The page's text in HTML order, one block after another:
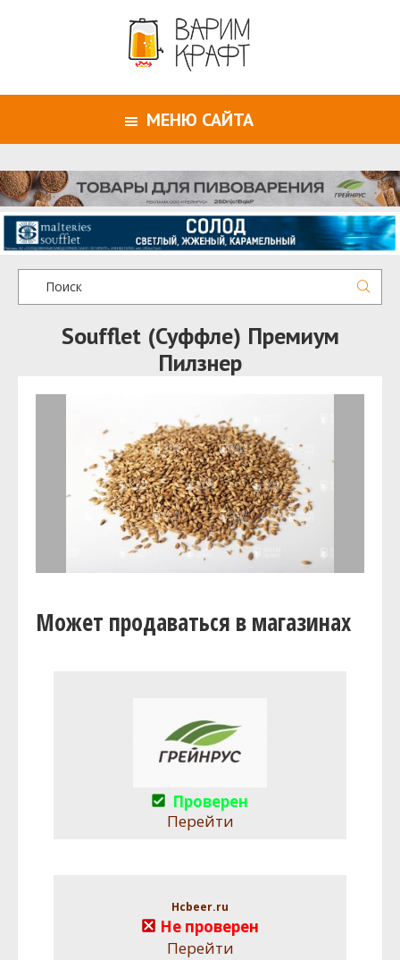
МЕНЮ САЙТА
Soufflet (Суффле) Премиум
Пилзнер
Может продаваться в магазинах
Проверен
Перейти
Hcbeer.ru
Не проверен
Перейти